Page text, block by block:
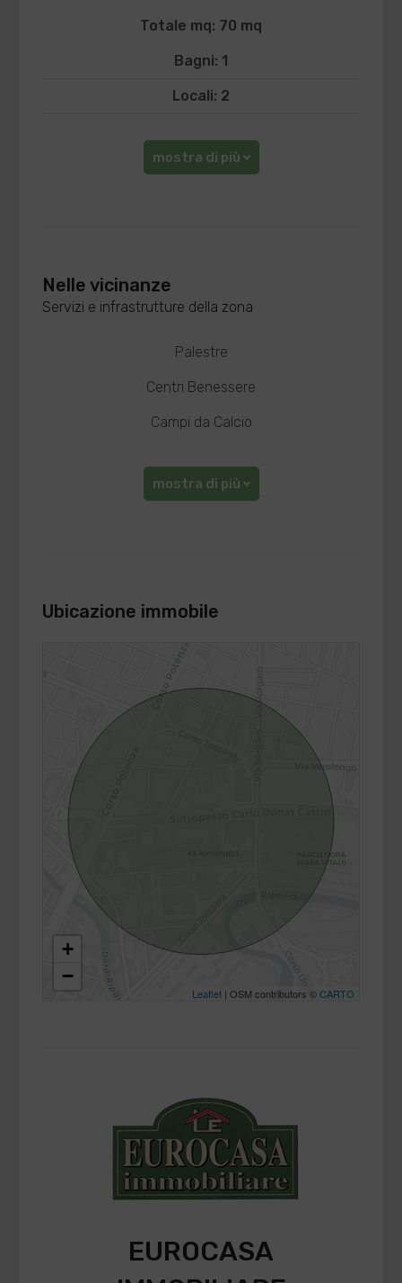
Totale mq: 70 mq
Bagni: 1
Locali: 2
mostra di più
Nelle vicinanze
Servizi e infrastrutture della zona
Palestre
Centri Benessere
Campi da Calcio
mostra di più
Ubicazione immobile
+
−
Leaflet| OSM contributors ©CARTO
EUROCASA